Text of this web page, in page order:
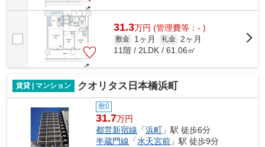
31.3万円 (管理費等：- )
敷金 1ヶ月 礼金
2ヶ月
11階 / 2LDK / 61.06㎡
賃貸 | マンション クオリタス日本橋浜町
敷0
31.7万円
都営新宿線 「浜町 」駅 徒歩6分
半蔵門線 「水天宮前 」駅 徒歩9分